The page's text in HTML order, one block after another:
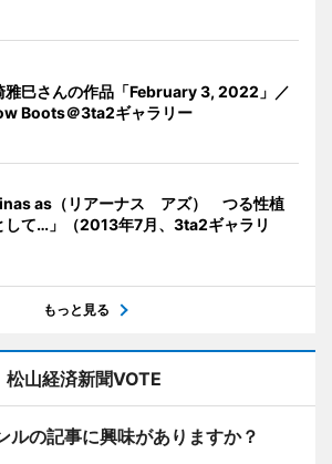
雅巳さんの作品「February 3, 2022」／
Boots＠3ta2ギャラリー
as（リアーナス アズ） つる性植
して…」（2013年7月、3ta2ギャラリ
もっと見る
松山経済新聞VOTE
ルの記事に興味がありますか？